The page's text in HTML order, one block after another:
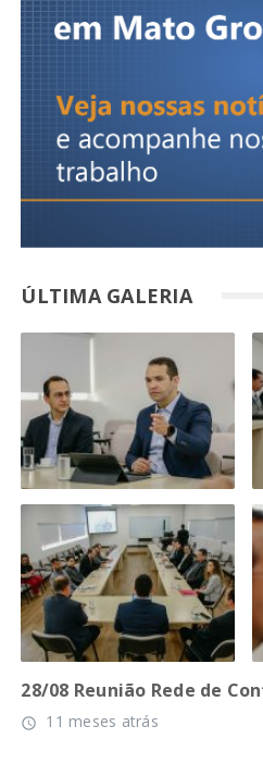
ÚLTIMA GALERIA
28/08 Reunião Rede de
access_time 11 meses atrás